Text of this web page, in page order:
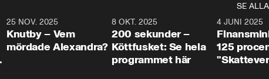
SE ALLA
31:05
25 NOV. 2025
Knutby – Vem
mördade Alexandra?
4:29
8 OKT. 2025
200 sekunder –
Köttfusket: Se hela
programmet här
4 JUNI 2025
125